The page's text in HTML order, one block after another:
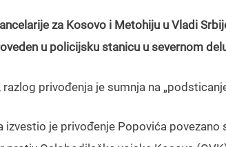
za Kosovo i Metohiju u Vladi
u policijsku stanicu u severnom
privođenja je sumnja na
je privođenje Popovića povezano